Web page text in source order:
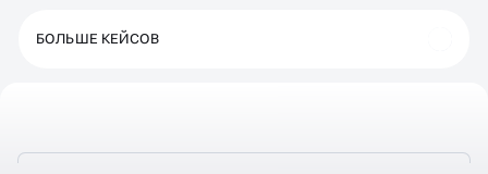
БОЛЬШЕ КЕЙСОВ